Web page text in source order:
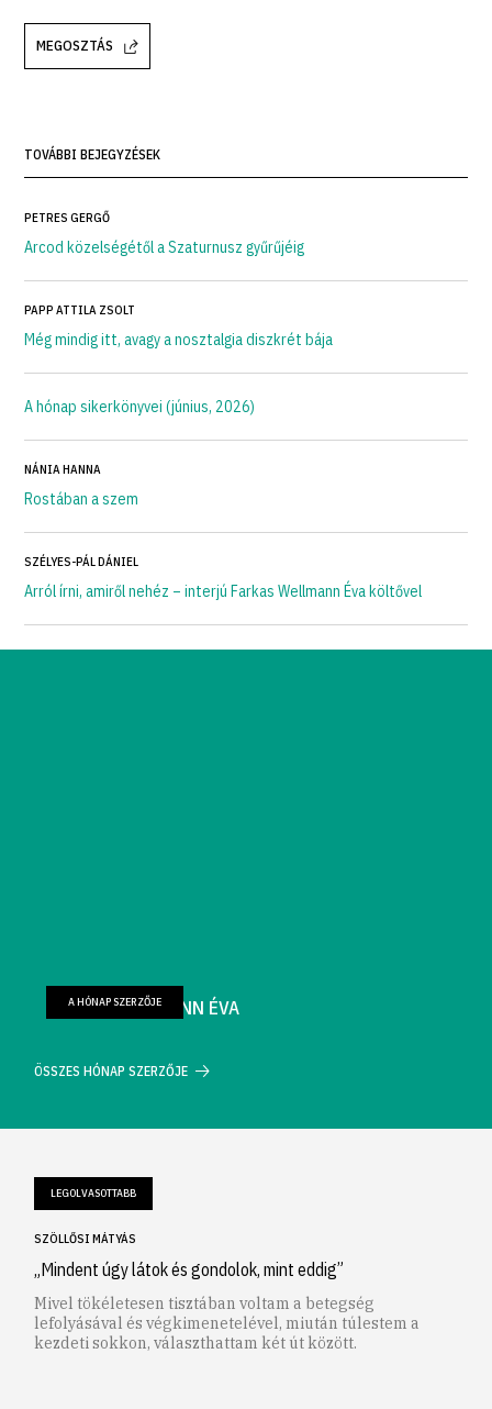
MEGOSZTÁS
TOVÁBBI BEJEGYZÉSEK
PETRES GERGŐ
Arcod közelségétől a Szaturnusz gyűrűjéig
PAPP ATTILA ZSOLT
Még mindig itt, avagy a nosztalgia diszkrét bája
A hónap sikerkönyvei (június, 2026)
NÁNIA HANNA
Rostában a szem
SZÉLYES-PÁL DÁNIEL
Arról írni, amiről nehéz – interjú Farkas Wellmann Éva költővel
FARKAS WELLMANN ÉVA
A HÓNAP SZERZŐJE
ÖSSZES HÓNAP SZERZŐJE
LEGOLVASOTTABB
SZÖLLŐSI MÁTYÁS
„Mindent úgy látok és gondolok, mint eddig”
Mivel tökéletesen tisztában voltam a betegség
lefolyásával és végkimenetelével, miután túlestem a
kezdeti sokkon, választhattam két út között.